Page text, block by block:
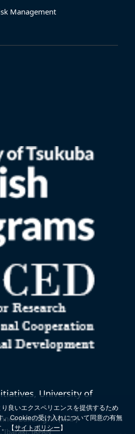
Management
University of
Building 1F(MAP)
Ibaraki, JAPAN
良いエクスペリエンスを提供するため
。Cookieの受け入れについて同意の有無
【サイトポリシー】